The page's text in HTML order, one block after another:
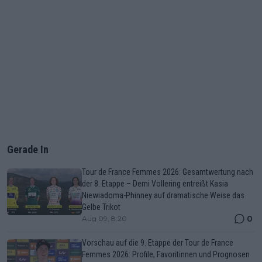
Gerade In
Tour de France Femmes 2026: Gesamtwertung nach
der 8. Etappe – Demi Vollering entreißt Kasia
Niewiadoma-Phinney auf dramatische Weise das
Gelbe Trikot
Aug 09, 8:20 0
Vorschau auf die 9. Etappe der Tour de France
Femmes 2026: Profile, Favoritinnen und Prognosen